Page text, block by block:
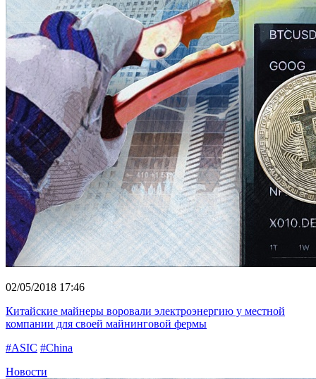
02/05/2018 17:46
Китайские майнеры воровали электроэнергию у местной
компании для своей майнинговой фермы
#ASIC #China
Новости